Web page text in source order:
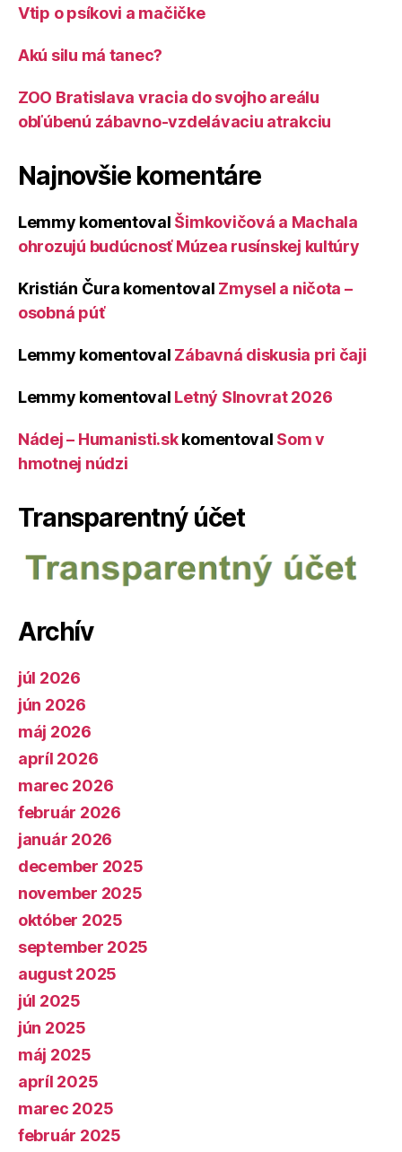
Vtip o psíkovi a mačičke
Akú silu má tanec?
ZOO Bratislava vracia do svojho areálu
obľúbenú zábavno-vzdelávaciu atrakciu
Najnovšie komentáre
Lemmy komentoval Šimkovičová a Machala
ohrozujú budúcnosť Múzea rusínskej kultúry
Kristián Čura komentoval Zmysel a ničota –
osobná púť
Lemmy komentoval Zábavná diskusia pri čaji
Lemmy komentoval Letný Slnovrat 2026
Nádej – Humanisti.skkomentoval Som v
hmotnej núdzi
Transparentný účet
Archív
júl 2026
jún 2026
máj 2026
apríl 2026
marec 2026
február 2026
január 2026
december 2025
november 2025
október 2025
september 2025
august 2025
júl 2025
jún 2025
máj 2025
apríl 2025
marec 2025
február 2025